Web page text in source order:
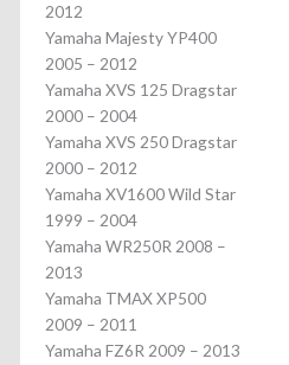
2012
Yamaha Majesty YP400
2005 – 2012
Yamaha XVS 125 Dragstar
2000 – 2004
Yamaha XVS 250 Dragstar
2000 – 2012
Yamaha XV1600 Wild Star
1999 – 2004
Yamaha WR250R 2008 –
2013
Yamaha TMAX XP500
2009 – 2011
Yamaha FZ6R 2009 – 2013